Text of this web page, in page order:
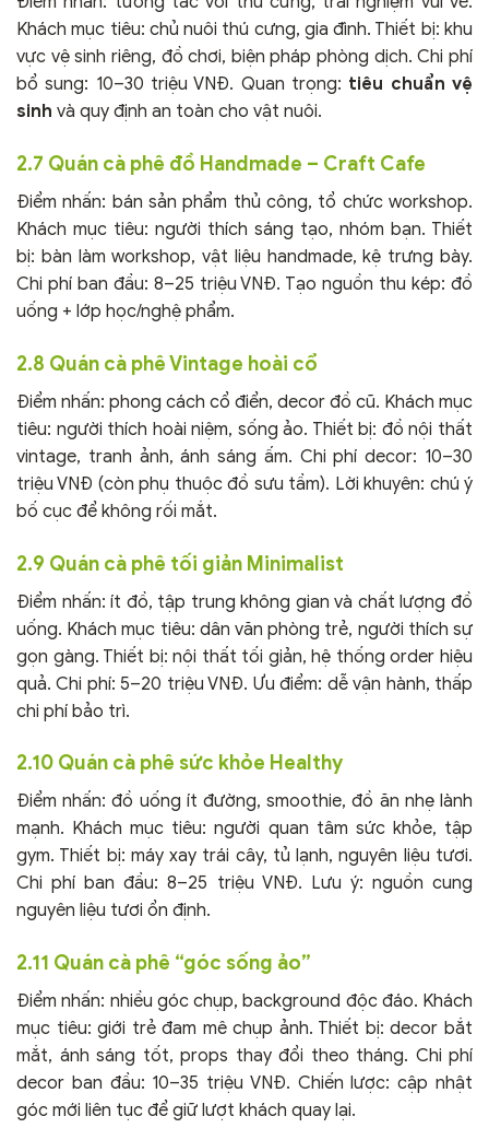
Khách mục tiêu: chủ nuôi thú cưng, gia đình. Thiết bị: khu
vực vệ sinh riêng, đồ chơi, biện pháp phòng dịch. Chi phí
bổ sung: 10–30 triệu VNĐ. Quan trọng: tiêu chuẩn vệ
sinh và quy định an toàn cho vật nuôi.
2.7 Quán cà phê đồ Handmade – Craft Cafe
Điểm nhấn: bán sản phẩm thủ công, tổ chức workshop.
Khách mục tiêu: người thích sáng tạo, nhóm bạn. Thiết
bị: bàn làm workshop, vật liệu handmade, kệ trưng bày.
Chi phí ban đầu: 8–25 triệu VNĐ. Tạo nguồn thu kép: đồ
uống + lớp học/nghệ phẩm.
2.8 Quán cà phê Vintage hoài cổ
Điểm nhấn: phong cách cổ điển, decor đồ cũ. Khách mục
tiêu: người thích hoài niệm, sống ảo. Thiết bị: đồ nội thất
vintage, tranh ảnh, ánh sáng ấm. Chi phí decor: 10–30
triệu VNĐ (còn phụ thuộc đồ sưu tầm). Lời khuyên: chú ý
bố cục để không rối mắt.
2.9 Quán cà phê tối giản Minimalist
Điểm nhấn: ít đồ, tập trung không gian và chất lượng đồ
uống. Khách mục tiêu: dân văn phòng trẻ, người thích sự
gọn gàng. Thiết bị: nội thất tối giản, hệ thống order hiệu
quả. Chi phí: 5–20 triệu VNĐ. Ưu điểm: dễ vận hành, thấp
chi phí bảo trì.
2.10 Quán cà phê sức khỏe Healthy
Điểm nhấn: đồ uống ít đường, smoothie, đồ ăn nhẹ lành
mạnh. Khách mục tiêu: người quan tâm sức khỏe, tập
gym. Thiết bị: máy xay trái cây, tủ lạnh, nguyên liệu tươi.
Chi phí ban đầu: 8–25 triệu VNĐ. Lưu ý: nguồn cung
nguyên liệu tươi ổn định.
2.11 Quán cà phê “góc sống ảo”
Điểm nhấn: nhiều góc chụp, background độc đáo. Khách
mục tiêu: giới trẻ đam mê chụp ảnh. Thiết bị: decor bắt
mắt, ánh sáng tốt, props thay đổi theo tháng. Chi phí
decor ban đầu: 10–35 triệu VNĐ. Chiến lược: cập nhật
góc mới liên tục để giữ lượt khách quay lại.